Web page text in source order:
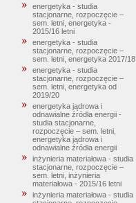
energetyka - studia
stacjonarne, rozpoczęcie –
sem. letni, energetyka -
2015/16 letni
energetyka - studia
stacjonarne, rozpoczęcie –
sem. letni, energetyka 2017/18
energetyka - studia
stacjonarne, rozpoczęcie –
sem. letni, energetyka od
2019/20
energetyka jądrowa i
odnawialne źródła energii -
studia stacjonarne,
rozpoczęcie – sem. letni,
energetyka jądrowa i
odnawialne źródła energii
inżynieria materiałowa - studia
stacjonarne, rozpoczęcie –
sem. letni, inżynieria
materiałowa - 2015/16 letni
inżynieria materiałowa - studia